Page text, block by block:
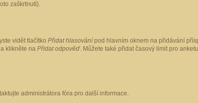
zaškrtnutí).
vidět tlačítko Přidat hlasování pod hlavním oknem na přidávání
klikněte na Přidat odpověď. Můžete také přidat časový limit pro
administrátora fóra pro další informace.